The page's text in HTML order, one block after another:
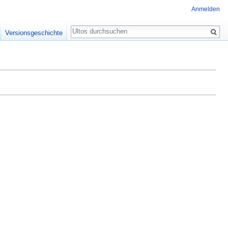
Anmelden
Versionsgeschichte
Suche